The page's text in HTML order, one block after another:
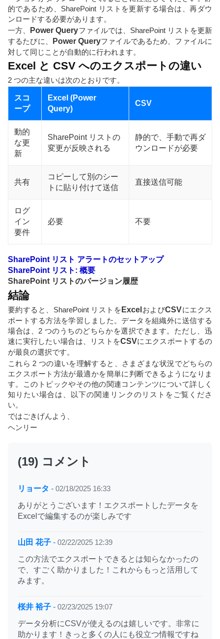
的であるため、SharePoint リストを更新する場合は、再ダウ
ンロードする必要があります。
一方、
Power Queryファイルでは、SharePoint リストを更新
するたびに、
Power Queryファイルであるため、ファイルに
対して同じことが自動的に行われます。
Excel と CSV へのエクスポートの違い
2 つの主な違いは次のとおりです。
スコ
ープ
Excel (Power
Query)
CSV
動的
な更
新
SharePoint リストの
変更が反映される
静的で、手動で再ダ
ウンロードが必要
共有
コピーして別のシー
トに貼り付けて送信
直接送信可能
ログ
イン
要件
必要 不要
SharePoint リスト アラートのセットアップ
SharePoint リスト: 概要
SharePoint リストのバージョン履歴
結論
要約すると、SharePoint リストを Excel およびCSVにエクス
ポートする方法を学習しました。データを組織外に送信する
場合は、2 つのうちのどちらかを選択できます。ただし、迅
速に実行したい場合は、リストをCSVにエクスポートするの
が最良の選択です。
これら 2 つの違いを理解すると、さまざまな状況でどちらの
エクスポート方法が最適かを簡単に判断できるようになりま
す。このトピックやその他の関連コンテンツについて詳しく
知りたい場合は、以下の関連リンクのリストをご覧くださ
い。
ではごきげんよう、
ヘンリー
(19) コメント
リョータ - 02/18/2025 16:33
ありがとうございます！エクスポートしたデータを
Excelで編集するのが楽しみです
山田 花子 - 02/22/2025 12:39
この方法でエクスポートできるとは知らなかったの
で、すごく助かりました！これからもっと活用して
みます。
桜井 裕子 - 02/23/2025 19:07
データ分析にCSVが使えるのは嬉しいです。非常に
助かります！きっと多くの人にも役立つ情報ですね